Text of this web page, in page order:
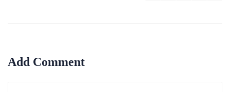
Add Comment